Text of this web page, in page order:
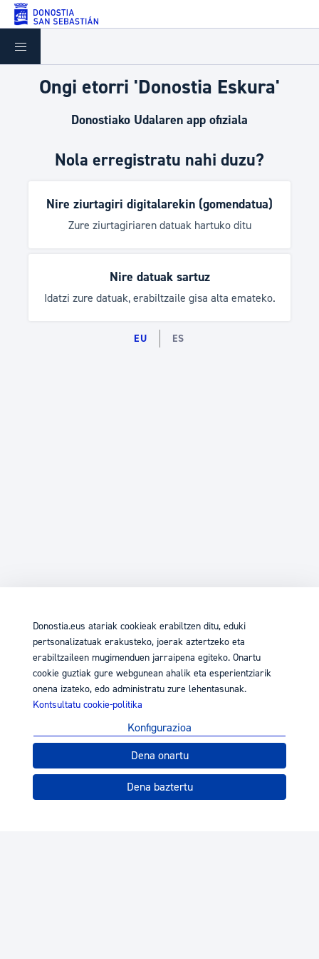
Eduki nagusira joan
Ongi etorri 'Donostia Eskura'
Donostiako Udalaren app ofiziala
Nola erregistratu nahi duzu?
Nire ziurtagiri digitalarekin (gomendatua)
Zure ziurtagiriaren datuak hartuko ditu
Nire datuak sartuz
Idatzi zure datuak, erabiltzaile gisa alta emateko.
EU ES
Donostia.eus atariak cookieak erabiltzen ditu, eduki
pertsonalizatuak erakusteko, joerak aztertzeko eta
erabiltzaileen mugimenduen jarraipena egiteko. Onartu
cookie guztiak gure webgunean ahalik eta esperientziarik
onena izateko, edo administratu zure lehentasunak.
Kontsultatu cookie-politika
Konfigurazioa
Dena onartu
Dena baztertu